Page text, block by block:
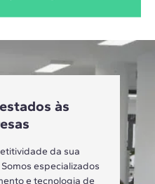
às
da sua
especializados
e tecnologia de